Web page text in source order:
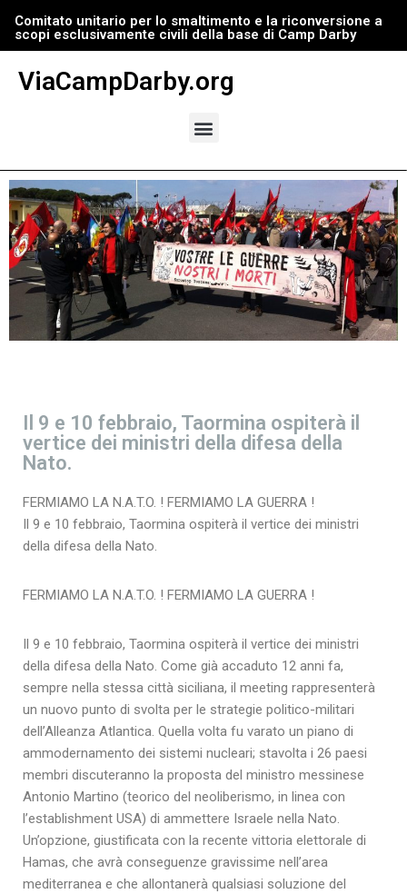
Vai
al
contenuto
Comitato unitario per lo smaltimento e la riconversione a
scopi esclusivamente civili della base di Camp Darby
ViaCampDarby.org
Il 9 e 10 febbraio, Taormina ospiterà il
vertice dei ministri della difesa della
Nato.
FERMIAMO LA N.A.T.O. ! FERMIAMO LA GUERRA !
Il 9 e 10 febbraio, Taormina ospiterà il vertice dei ministri
della difesa della Nato.
FERMIAMO LA N.A.T.O. ! FERMIAMO LA GUERRA !
Il 9 e 10 febbraio, Taormina ospiterà il vertice dei ministri
della difesa della Nato. Come già accaduto 12 anni fa,
sempre nella stessa città siciliana, il meeting rappresenterà
un nuovo punto di svolta per le strategie politico-militari
dell’Alleanza Atlantica. Quella volta fu varato un piano di
ammodernamento dei sistemi nucleari; stavolta i 26 paesi
membri discuteranno la proposta del ministro messinese
Antonio Martino (teorico del neoliberismo, in linea con
l’establishment USA) di ammettere Israele nella Nato.
Un’opzione, giustificata con la recente vittoria elettorale di
Hamas, che avrà conseguenze gravissime nell’area
mediterranea e che allontanerà qualsiasi soluzione del